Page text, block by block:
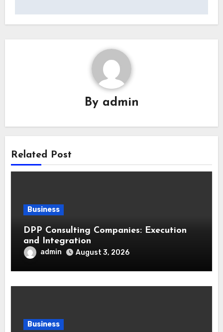
By admin
Related Post
Business
DPP Consulting Companies: Execution
and Integration
admin August 3, 2026
Business